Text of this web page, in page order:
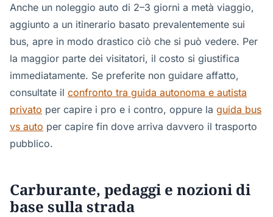
Anche un noleggio auto di 2–3 giorni a metà viaggio,
aggiunto a un itinerario basato prevalentemente sui
bus, apre in modo drastico ciò che si può vedere. Per
la maggior parte dei visitatori, il costo si giustifica
immediatamente. Se preferite non guidare affatto,
consultate il confronto tra guida autonoma e autista
privato per capire i pro e i contro, oppure la guida bus
vs auto per capire fin dove arriva davvero il trasporto
pubblico.
Carburante, pedaggi e nozioni di
base sulla strada